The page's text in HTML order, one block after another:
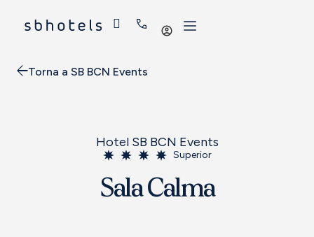
Iniciar
Torna a SB BCN Events
Hotel SB BCN Events
Superior
Sala Calma